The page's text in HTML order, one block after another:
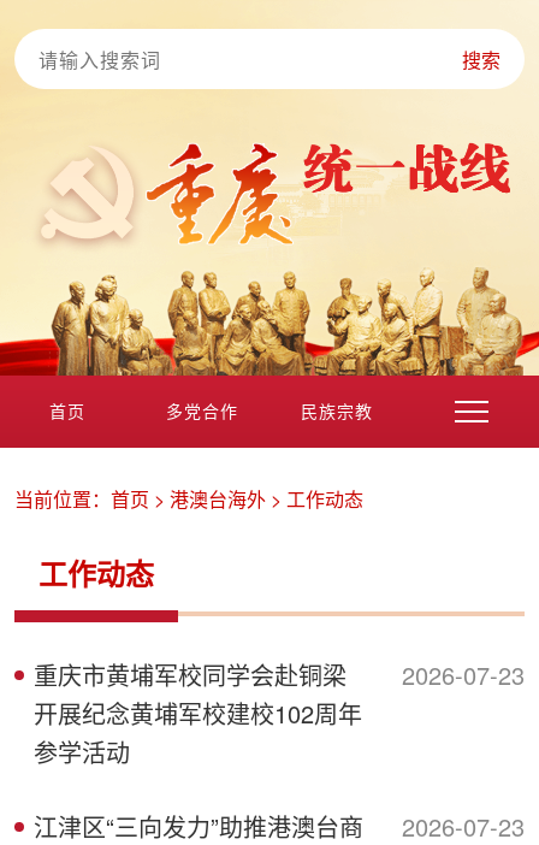
搜索
首页 多党合作 民族宗教
侨务工作
当前位置： 首页 > 港澳台海外 > 工作动态
工作动态
重庆市黄埔军校同学会赴铜梁
开展纪念黄埔军校建校102周年
参学活动
2026-07-23
江津区“三向发力”助推港澳台商
2026-07-23